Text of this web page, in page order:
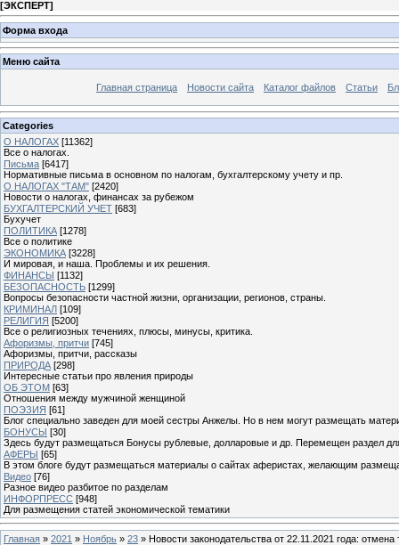
[ЭКСПЕРТ]
Форма входа
Меню сайта
Главная страница Новости сайта Каталог файлов Статьи
Categories
О НАЛОГАХ [11362]
Все о налогах.
Письма [6417]
Нормативные письма в основном по налогам, бухгалтерскому учету и пр.
О НАЛОГАХ "ТАМ" [2420]
Новости о налогах, финансах за рубежом
БУХГАЛТЕРСКИЙ УЧЕТ [683]
Бухучет
ПОЛИТИКА [1278]
Все о политике
ЭКОНОМИКА [3228]
И мировая, и наша. Проблемы и их решения.
ФИНАНСЫ [1132]
БЕЗОПАСНОСТЬ [1299]
Вопросы безопасности частной жизни, организации, регионов, страны.
КРИМИНАЛ [109]
РЕЛИГИЯ [5200]
Все о религиозных течениях, плюсы, минусы, критика.
Афоризмы, притчи [745]
Афоризмы, притчи, рассказы
ПРИРОДА [298]
Интересные статьи про явления природы
ОБ ЭТОМ [63]
Отношения между мужчиной женщиной
ПОЭЗИЯ [61]
Блог специально заведен для моей сестры Анжелы. Но в нем могут размещать
БОНУСЫ [30]
Здесь будут размещаться Бонусы рублевые, долларовые и др. Перемещен раздел
АФЕРЫ [65]
В этом блоге будут размещаться материалы о сайтах аферистах, желающим
Видео [76]
Разное видео разбитое по разделам
ИНФОРПРЕСС [948]
Для размещения статей экономической тематики
Главная » 2021 » Ноябрь » 23 » Новости законодательства от 22.11.2021 года: